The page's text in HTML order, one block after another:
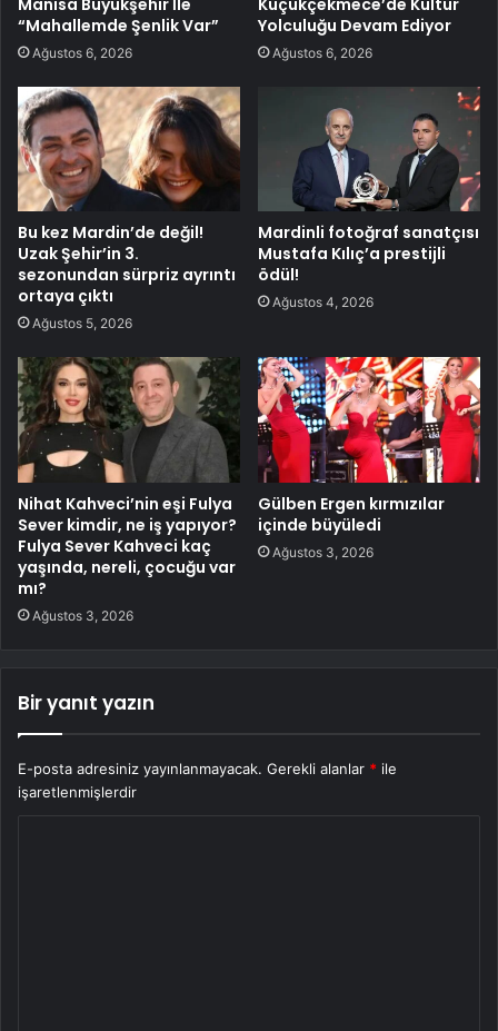
“Mahallemde Şenlik Var”
Ağustos 6, 2026
Yolculuğu Devam Ediyor
Ağustos 6, 2026
Bu kez Mardin’de değil!
Uzak Şehir’in 3.
sezonundan sürpriz ayrıntı
ortaya çıktı
Ağustos 5, 2026
Mardinli fotoğraf sanatçısı
Mustafa Kılıç’a prestijli
ödül!
Ağustos 4, 2026
Nihat Kahveci’nin eşi Fulya
Sever kimdir, ne iş yapıyor?
Fulya Sever Kahveci kaç
yaşında, nereli, çocuğu var
mı?
Ağustos 3, 2026
Gülben Ergen kırmızılar
içinde büyüledi
Ağustos 3, 2026
Bir yanıt yazın
E-posta adresiniz yayınlanmayacak. Gerekli alanlar * ile
işaretlenmişlerdir